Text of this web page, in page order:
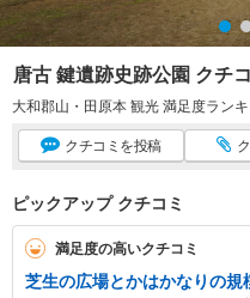
唐古 鍵遺跡史跡公園 クチ
大和郡山・田原本 観光 満足度ラン
クチコミ を投稿
ピックアップ クチコミ
満足度の高いクチコミ
芝生の広場とかはかなりの規